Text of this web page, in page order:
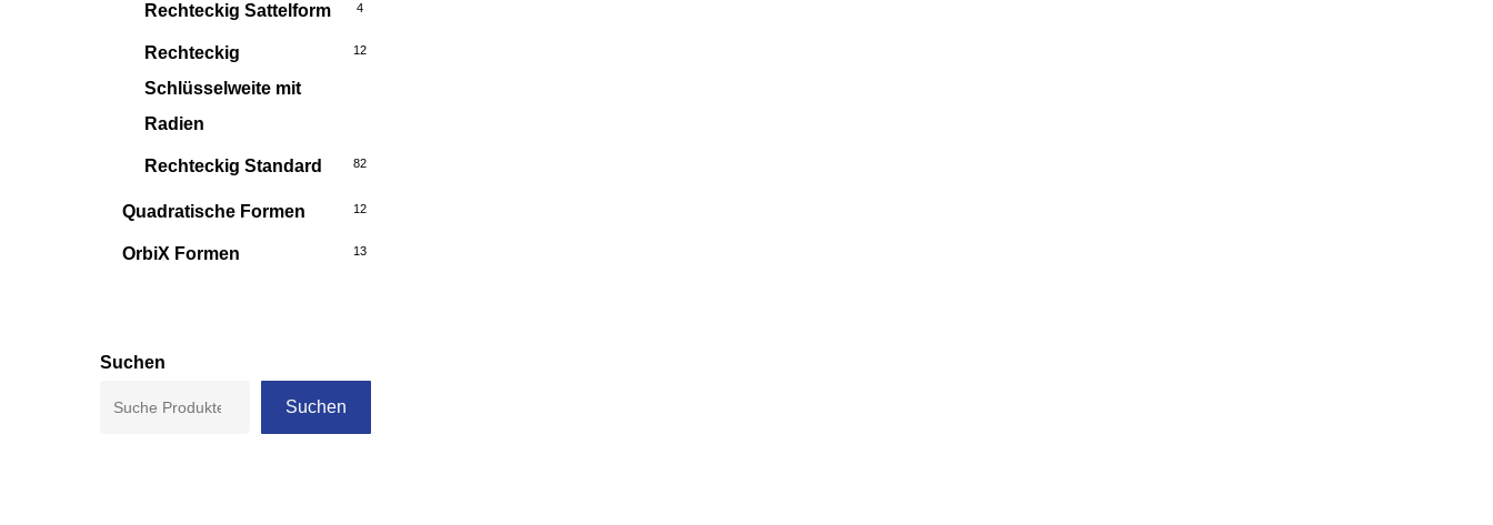
Rechteckig Sattelform 4
Rechteckig
Schlüsselweite mit
Radien
12
Rechteckig Standard 82
Quadratische Formen 12
OrbiX Formen 13
Suchen
Suchen